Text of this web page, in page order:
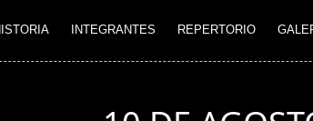
INTEGRANTES REPERTORIO